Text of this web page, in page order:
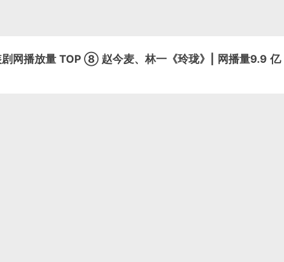
剧网播放量 TOP ⑧ 赵今麦、林一《玲珑》| 网播量9.9 亿